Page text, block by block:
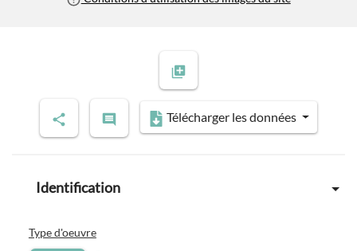
Télécharger les données
Identification
Type d'oeuvre